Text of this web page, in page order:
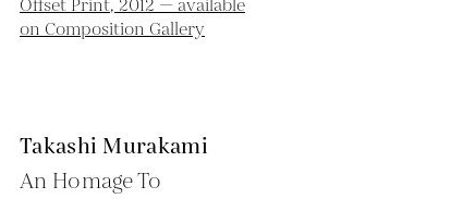
Takashi Murakami
An Homage To